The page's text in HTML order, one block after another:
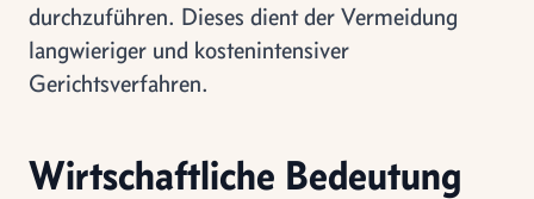
durchzuführen. Dieses dient der Vermeidung
langwieriger und kostenintensiver
Gerichtsverfahren.
Wirtschaftliche Bedeutung